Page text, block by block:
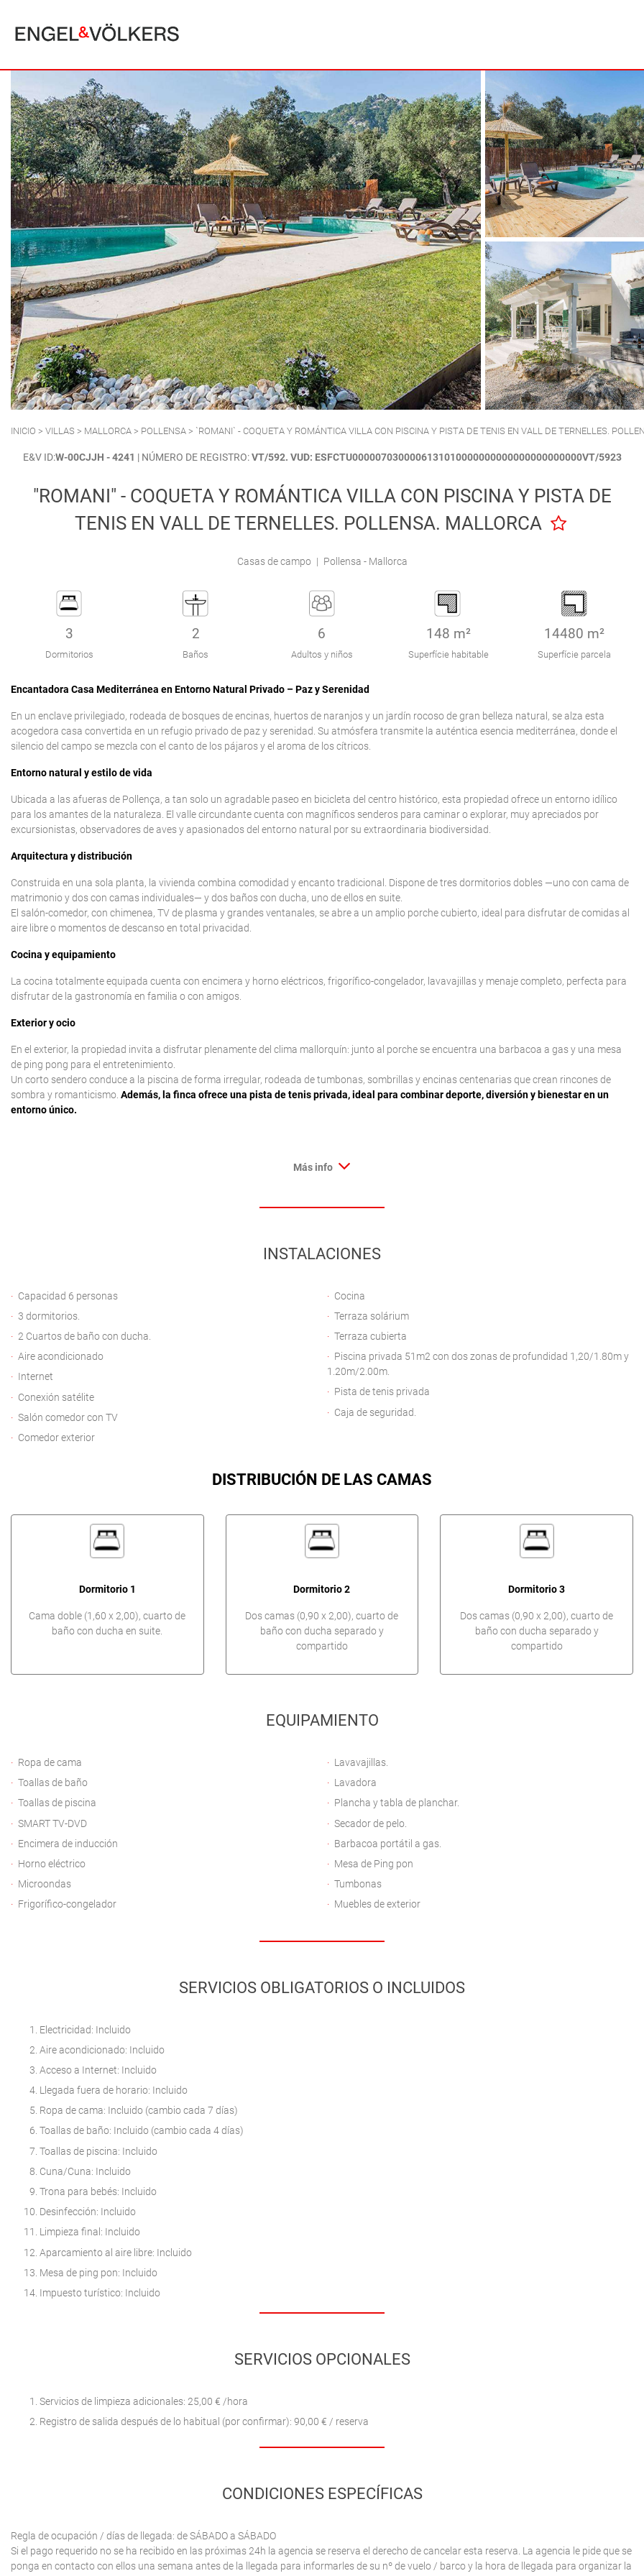
ALCUDIA
BONAIRE
BÚGER
CALA SAN VICENTE
CAMPANET
FORMENTOR
MANRESA-MAL PAS
PLAYA DE MURO
POLLENSA
PUERTO ALCUDIA
PUERTO POLLENSA
SA POBLA
SANTA MARGARITA
SON SERRA DE MARINA
MENORCA
ALCAUFAR
ARENAL D'EN CASTELL
BINIDALÍ
BINISAFULLER - CAP D´EN FONT
CALA BLANCA
CALA GALDANA
CALA MORELL
CALA'N BRUT
CALA'N PORTER
CIUTADELLA
INICIO > VILLAS > MALLORCA > POLLENSA > `ROMANI` - COQUETA Y ROMÁNTICA VILLA CON PISCINA Y PISTA DE TENIS EN VALL DE TERNELLES.
E&V ID:W-00CJJH - 4241 | NÚMERO DE REGISTRO:VT/592. VUD: ESFCTU0000070300006131010000000000000000000000VT/5923
"ROMANI" - COQUETA Y ROMÁNTICA VILLA CON PISCINA Y PISTA DE
TENIS EN VALL DE TERNELLES. POLLENSA. MALLORCA
Casas de campo | Pollensa - Mallorca
3
Dormitorios
2
Baños
6
Adultos y niños
148 m²
Superfície habitable
14480 m²
Superfície parcela
Encantadora Casa Mediterránea en Entorno Natural Privado – Paz y Serenidad
En un enclave privilegiado, rodeada de bosques de encinas, huertos de naranjos y un jardín rocoso de gran belleza natural, se alza esta
acogedora casa convertida en un refugio privado de paz y serenidad. Su atmósfera transmite la auténtica esencia mediterránea, donde el
silencio del campo se mezcla con el canto de los pájaros y el aroma de los cítricos.
Entorno natural y estilo de vida
Ubicada a las afueras de Pollença, a tan solo un agradable paseo en bicicleta del centro histórico, esta propiedad ofrece un entorno idílico
para los amantes de la naturaleza. El valle circundante cuenta con magníficos senderos para caminar o explorar, muy apreciados por
excursionistas, observadores de aves y apasionados del entorno natural por su extraordinaria biodiversidad.
Arquitectura y distribución
Construida en una sola planta, la vivienda combina comodidad y encanto tradicional. Dispone de tres dormitorios dobles —uno con cama de
matrimonio y dos con camas individuales— y dos baños con ducha, uno de ellos en suite.
El salón-comedor, con chimenea, TV de plasma y grandes ventanales, se abre a un amplio porche cubierto, ideal para disfrutar de comidas al
aire libre o momentos de descanso en total privacidad.
Cocina y equipamiento
La cocina totalmente equipada cuenta con encimera y horno eléctricos, frigorífico-congelador, lavavajillas y menaje completo, perfecta para
disfrutar de la gastronomía en familia o con amigos.
Exterior y ocio
En el exterior, la propiedad invita a disfrutar plenamente del clima mallorquín: junto al porche se encuentra una barbacoa a gas y una mesa
de ping pong para el entretenimiento.
Un corto sendero conduce a la piscina de forma irregular, rodeada de tumbonas, sombrillas y encinas centenarias que crean rincones de
sombra y romanticismo. Además, la finca ofrece una pista de tenis privada, ideal para combinar deporte, diversión y bienestar en un
entorno único.
Más info
INSTALACIONES
Capacidad 6 personas
3 dormitorios.
2 Cuartos de baño con ducha.
Aire acondicionado
Internet
Conexión satélite
Salón comedor con TV
Comedor exterior
Cocina
Terraza solárium
Terraza cubierta
Piscina privada 51m2 con dos zonas de profundidad 1,20/1.80m y
1.20m/2.00m.
Pista de tenis privada
Caja de seguridad.
DISTRIBUCIÓN DE LAS CAMAS
Dormitorio 1
Cama doble (1,60 x 2,00), cuarto de
baño con ducha en suite.
Dormitorio 2
Dos camas (0,90 x 2,00), cuarto de
baño con ducha separado y
compartido
Dormitorio 3
Dos camas (0,90 x 2,00), cuarto de
baño con ducha separado y
compartido
EQUIPAMIENTO
Ropa de cama
Toallas de baño
Toallas de piscina
SMART TV-DVD
Encimera de inducción
Horno eléctrico
Microondas
Frigorífico-congelador
Lavavajillas.
Lavadora
Plancha y tabla de planchar.
Secador de pelo.
Barbacoa portátil a gas.
Mesa de Ping pon
Tumbonas
Muebles de exterior
SERVICIOS OBLIGATORIOS O INCLUIDOS
Electricidad: Incluido
Aire acondicionado: Incluido
Acceso a Internet: Incluido
Llegada fuera de horario: Incluido
Ropa de cama: Incluido (cambio cada 7 días)
Toallas de baño: Incluido (cambio cada 4 días)
Toallas de piscina: Incluido
Cuna/Cuna: Incluido
Trona para bebés: Incluido
Desinfección: Incluido
Limpieza final: Incluido
Aparcamiento al aire libre: Incluido
Mesa de ping pon: Incluido
Impuesto turístico: Incluido
SERVICIOS OPCIONALES
Servicios de limpieza adicionales: 25,00 € /hora
Registro de salida después de lo habitual (por confirmar): 90,00 € / reserva
CONDICIONES ESPECÍFICAS
Regla de ocupación / días de llegada: de SÁBADO a SÁBADO
Si el pago requerido no se ha recibido en las próximas 24h la agencia se reserva el derecho de cancelar esta reserva. La agencia le pide que se
ponga en contacto con ellos una semana antes de la llegada para informarles de su nº de vuelo / barco y la hora de llegada para organizar la